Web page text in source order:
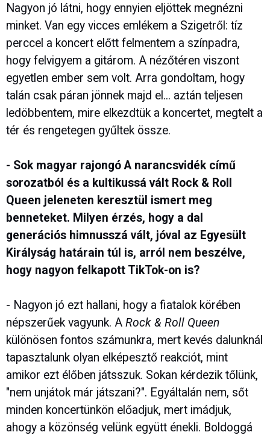
Nagyon jó látni, hogy ennyien eljöttek megnézni
minket. Van egy vicces emlékem a Szigetről: tíz
perccel a koncert előtt felmentem a színpadra,
hogy felvigyem a gitárom. A nézőtéren viszont
egyetlen ember sem volt. Arra gondoltam, hogy
talán csak páran jönnek majd el... aztán teljesen
ledöbbentem, mire elkezdtük a koncertet, megtelt a
tér és rengetegen gyűltek össze.
- Sok magyar rajongó A narancsvidék című
sorozatból és a kultikussá vált Rock & Roll
Queen jeleneten keresztül ismert meg
benneteket. Milyen érzés, hogy a dal
generációs himnusszá vált, jóval az Egyesült
Királyság határain túl is, arról nem beszélve,
hogy nagyon felkapott TikTok-on is?
- Nagyon jó ezt hallani, hogy a fiatalok körében
népszerűek vagyunk. A Rock & Roll Queen
különösen fontos számunkra, mert kevés dalunknál
tapasztalunk olyan elképesztő reakciót, mint
amikor ezt élőben játsszuk. Sokan kérdezik tőlünk,
"nem unjátok már játszani?". Egyáltalán nem, sőt
minden koncertünkön előadjuk, mert imádjuk,
ahogy a közönség velünk együtt énekli. Boldoggá